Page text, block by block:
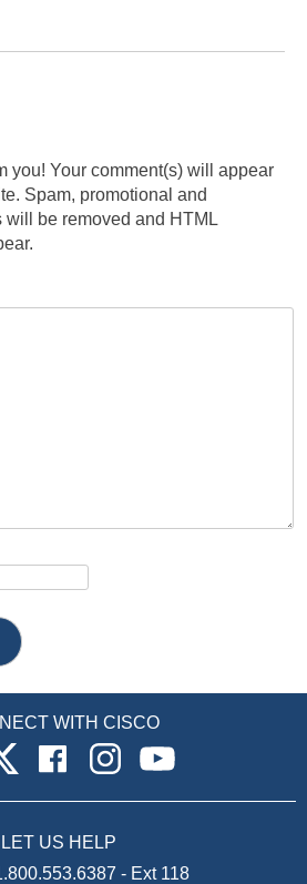
you! Your comment(s) will appear
Spam, promotional and
will be removed and HTML
WITH CISCO
LET US HELP
- Ext 118